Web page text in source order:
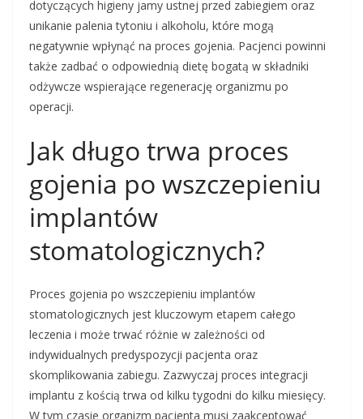
dotyczących higieny jamy ustnej przed zabiegiem oraz
unikanie palenia tytoniu i alkoholu, które mogą
negatywnie wpłynąć na proces gojenia. Pacjenci powinni
także zadbać o odpowiednią dietę bogatą w składniki
odżywcze wspierające regenerację organizmu po
operacji.
Jak długo trwa proces
gojenia po wszczepieniu
implantów
stomatologicznych?
Proces gojenia po wszczepieniu implantów
stomatologicznych jest kluczowym etapem całego
leczenia i może trwać różnie w zależności od
indywidualnych predyspozycji pacjenta oraz
skomplikowania zabiegu. Zazwyczaj proces integracji
implantu z kością trwa od kilku tygodni do kilku miesięcy.
W tym czasie organizm pacjenta musi zaakceptować